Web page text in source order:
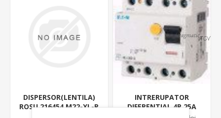
DISPERSOR(LENTILA)
ROSU 216454 M22-XL-R
INTRERUPATOR
DIFERENTIAL 4P 25A
30MA 10KA PF7-